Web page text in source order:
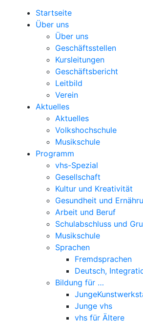
Startseite
Über uns
Über uns
Geschäftsstellen
Kursleitungen
Geschäftsbericht
Leitbild
Verein
Aktuelles
Aktuelles
Volkshochschule
Musikschule
Programm
vhs-Spezial
Gesellschaft
Kultur und Kreativität
Gesundheit und
Arbeit und Beruf
Schulabschluss und
Musikschule
Sprachen
Fremdsprachen
Deutsch,
Bildung für …
Junge vhs
vhs für Ältere